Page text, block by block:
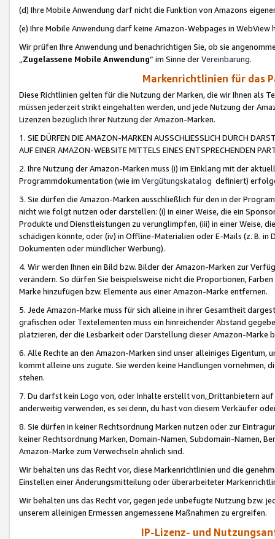
(d) Ihre Mobile Anwendung darf nicht die Funktion von Amazons
(e) Ihre Mobile Anwendung darf keine Amazon-Webpages in WebView
Wir prüfen Ihre Anwendung und benachrichtigen Sie, ob sie
„Zugelassene Mobile Anwendung“ im Sinne derVereinbarung.
Markenrichtlinien für das
Diese Richtlinien gelten für die Nutzung der Marken, die wir Ihnen als
müssen jederzeit strikt eingehalten werden, und jede Nutzung der
Lizenzen bezüglich Ihrer Nutzung der Amazon-Marken.
1. SIE DÜRFEN DIE AMAZON-MARKEN AUSSCHLIESSLICH DURCH
AUF EINER AMAZON-WEBSITE MITTELS EINES ENTSPRECHENDEN
2. Ihre Nutzung der Amazon-Marken muss (i) im Einklang mit der
Programmdokumentation (wie im Vergütungskatalog definiert)
3. Sie dürfen die Amazon-Marken ausschließlich für den in der
nicht wie folgt nutzen oder darstellen: (i) in einer Weise, die ein
Produkte und Dienstleistungen zu verunglimpfen, (iii) in einer Weise,
schädigen könnte, oder (iv) in Offline-Materialien oder E-Mails (z. B. in
Dokumenten oder mündlicher Werbung).
4. Wir werden Ihnen ein Bild bzw. Bilder der Amazon-Marken zur
verändern. So dürfen Sie beispielsweise nicht die Proportionen,
Marke hinzufügen bzw. Elemente aus einer Amazon-Marke entfernen.
5. Jede Amazon-Marke muss für sich alleine in ihrer Gesamtheit
grafischen oder Textelementen muss ein hinreichender Abstand
platzieren, der die Lesbarkeit oder Darstellung dieser Amazon-Marke
6. Alle Rechte an den Amazon-Marken sind unser alleiniges
kommt alleine uns zugute. Sie werden keine Handlungen vornehmen,
stehen.
7. Du darfst kein Logo von, oder Inhalte erstellt von,Drittanbietern auf
anderweitig verwenden, es sei denn, du hast von diesem Verkäufer
8. Sie dürfen in keiner Rechtsordnung Marken nutzen oder zur
keiner Rechtsordnung Marken, Domain-Namen, Subdomain-Namen,
Amazon-Marke zum Verwechseln ähnlich sind.
Wir behalten uns das Recht vor, diese Markenrichtlinien und die
Einstellen einer Änderungsmitteilung oder überarbeiteter
Wir behalten uns das Recht vor, gegen jede unbefugte Nutzung bzw.
unserem alleinigen Ermessen angemessene Maßnahmen zu ergreifen.
IP-Lizenz- und